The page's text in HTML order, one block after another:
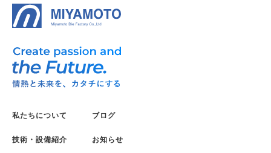
私たちについて
技術・設備紹介
ブログ
お知らせ